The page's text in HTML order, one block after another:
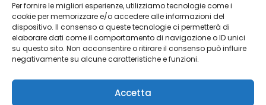
Per fornire le migliori esperienze, utilizziamo tecnologie come i
cookie per memorizzare e/o accedere alle informazioni del
dispositivo. Il consenso a queste tecnologie ci permetterà di
elaborare dati come il comportamento di navigazione o ID unici
su questo sito. Non acconsentire o ritirare il consenso può influire
negativamente su alcune caratteristiche e funzioni.
Accetta